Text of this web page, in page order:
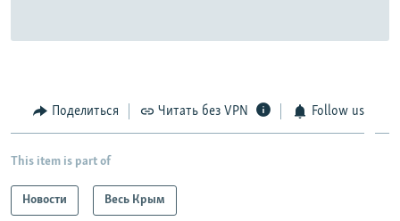
Поделиться Читать без VPN Follow us
This item is part of
Новости Весь Крым